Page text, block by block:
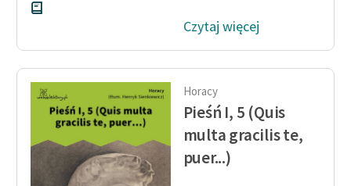
Szkoła Poezji Wolnych
Kontakt
O projekcie
Zespół
Czytaj więcej
Horacy
Pieśń I, 5 (Quis
multa gracilis te,
puer...)